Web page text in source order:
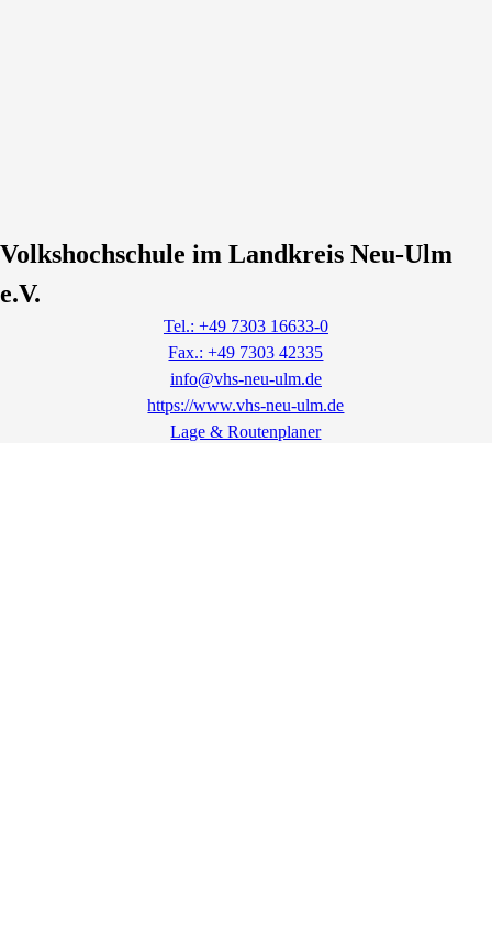
Volkshochschule im Landkreis Neu-Ulm
e.V.
Tel.: +49 7303 16633-0
Fax.: +49 7303 42335
info@vhs-neu-ulm.de
https://www.vhs-neu-ulm.de
Lage & Routenplaner